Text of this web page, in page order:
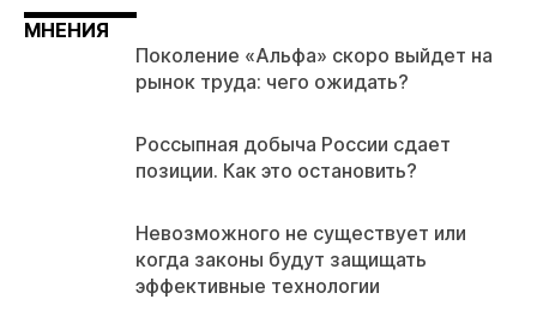
МНЕНИЯ
Поколение «Альфа» скоро выйдет на
рынок труда: чего ожидать?
Россыпная добыча России сдает
позиции. Как это остановить?
Невозможного не существует или
когда законы будут защищать
эффективные технологии